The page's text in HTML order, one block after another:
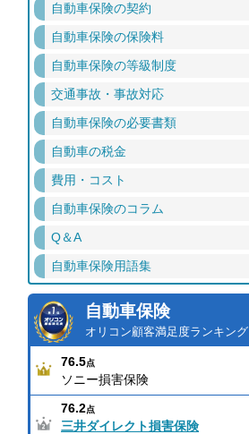
自動車保険の契約
自動車保険の保険料
自動車保険の等級制度
交通事故・事故対応
自動車保険の必要書類
自動車の税金
費用・コスト
自動車保険のコラム
Q＆A
自動車保険用語集
自動車保険
オリコン顧客満足度ランキング
76.5点
ソニー損害保険
76.2点
三井ダイレクト損害保険